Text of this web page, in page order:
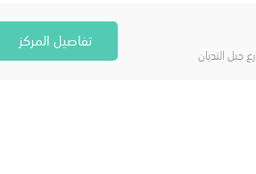
جبل النديان
تفاصيل المركز